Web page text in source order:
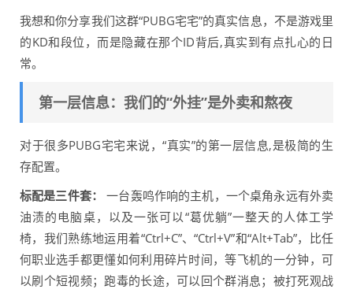
我想和你分享我们这群“PUBG宅宅”的真实信息，不是游戏里
的KD和段位，而是隐藏在那个ID背后,真实到有点扎心的日
常。
第一层信息：我们的“外挂”是外卖和熬夜
对于很多PUBG宅宅来说，“真实”的第一层信息,是极简的生
存配置。
标配是三件套：
一台轰鸣作响的主机，一个桌角永远有外卖
油渍的电脑桌，以及一张可以“葛优躺”一整天的人体工学
椅，我们熟练地运用着“Ctrl+C”、“Ctrl+V”和“Alt+Tab”，比任
何职业选手都更懂如何利用碎片时间，等飞机的一分钟，可
以刷个短视频；跑毒的长途，可以回个群消息；被打死观战